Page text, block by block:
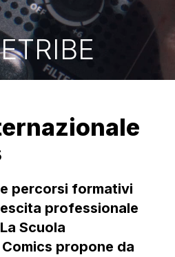
percorsi formativi
professionale
Scuola
propone da